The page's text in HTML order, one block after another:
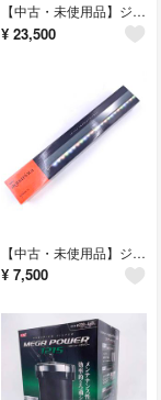
【中古・未使用品】ジェックス aquarista Ga Glassterior AGS OF-450 グラステリア GEX Clear LED POWER IV BLACK 限定セット 観賞魚用飼育セット 水槽 アクアリウム
¥ 23,500
【中古・未使用品】ジェックス aquarista Ga CLEAR LED POWER IV 600 GEX クリアLEDパワー4 600 水槽用照明 アクアリウム
¥ 7,500